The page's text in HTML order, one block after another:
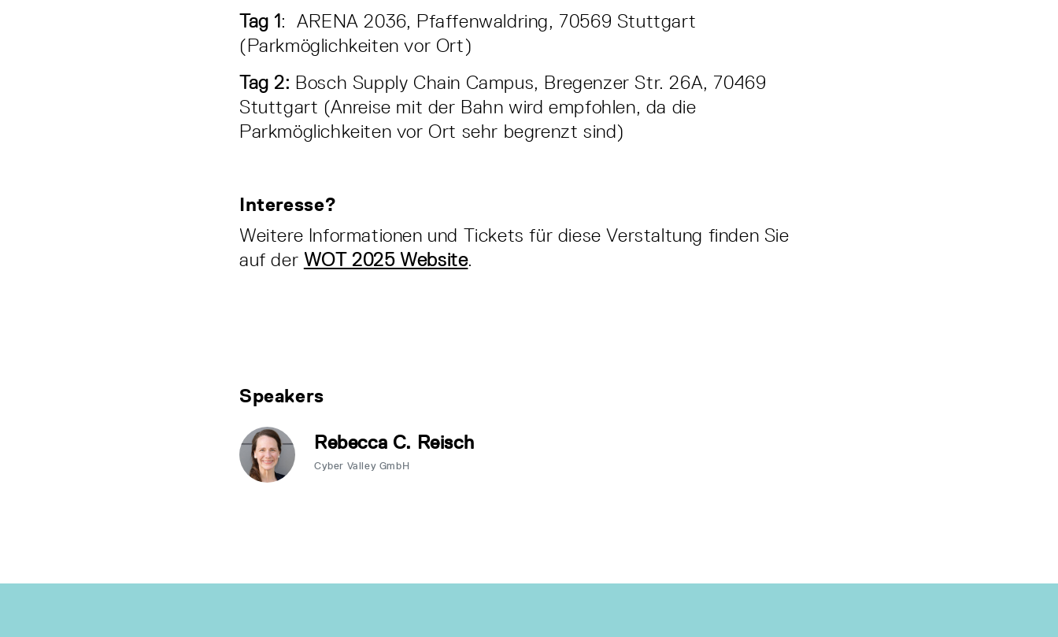
Tag 1: ARENA 2036, Pfaffenwaldring, 70569 Stuttgart
(Parkmöglichkeiten vor Ort)
Tag 2: Bosch Supply Chain Campus, Bregenzer Str. 26A, 70469
Stuttgart (Anreise mit der Bahn wird empfohlen, da die
Parkmöglichkeiten vor Ort sehr begrenzt sind)
Interesse?
Weitere Informationen und Tickets für diese Verstaltung finden Sie
auf der WOT 2025 Website.
Speakers
Rebecca C. Reisch
Cyber Valley GmbH